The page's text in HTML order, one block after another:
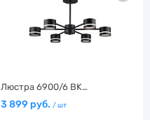
Люстра 6900/6 BK…
3 899 руб. / шт